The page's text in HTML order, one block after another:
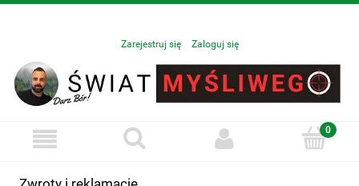
Zarejestruj się Zaloguj się